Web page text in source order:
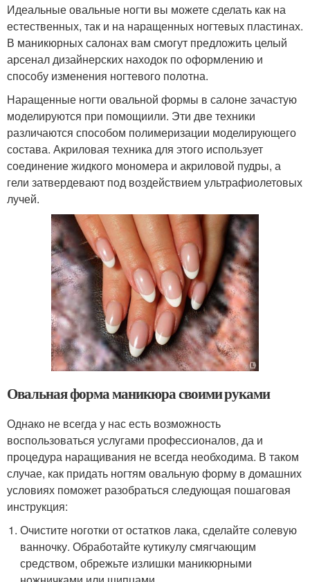
Идеальные овальные ногти вы можете сделать как на
естественных, так и на наращенных ногтевых пластинах.
В маникюрных салонах вам смогут предложить целый
арсенал дизайнерских находок по оформлению и
способу изменения ногтевого полотна.
Наращенные ногти овальной формы в салоне зачастую
моделируются при помощиили. Эти две техники
различаются способом полимеризации моделирующего
состава. Акриловая техника для этого использует
соединение жидкого мономера и акриловой пудры, а
гели затвердевают под воздействием ультрафиолетовых
лучей.
Овальная форма маникюра своими руками
Однако не всегда у нас есть возможность
воспользоваться услугами профессионалов, да и
процедура наращивания не всегда необходима. В таком
случае, как придать ногтям овальную форму в домашних
условиях поможет разобраться следующая пошаговая
инструкция:
Очистите ноготки от остатков лака, сделайте солевую
ванночку. Обработайте кутикулу смягчающим
средством, обрежьте излишки маникюрными